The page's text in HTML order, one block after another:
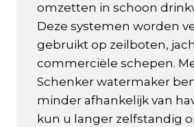
omzetten in schoon
Deze systemen worden
gebruikt op zeilboten,
commerciële schepen.
Schenker watermaker
minder afhankelijk van
kun u langer zelfstandig